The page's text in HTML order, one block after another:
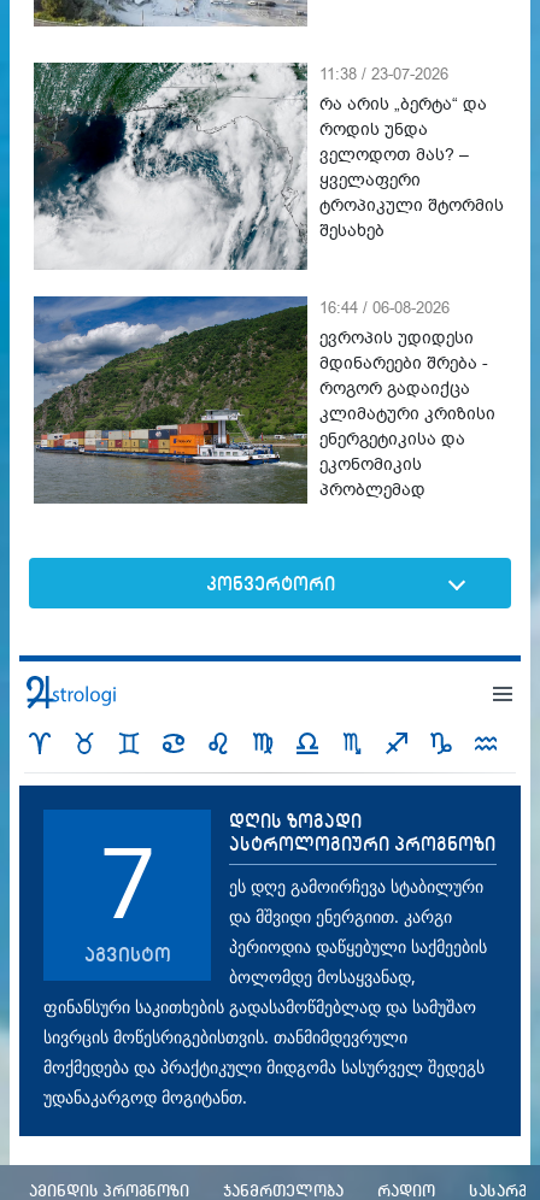
11:38 / 23-07-2026
რა არის „ბერტა“ და
როდის უნდა
ველოდოთ მას? –
ყველაფერი
ტროპიკული შტორმის
შესახებ
16:44 / 06-08-2026
ევროპის უდიდესი
მდინარეები შრება -
როგორ გადაიქცა
კლიმატური კრიზისი
ენერგეტიკისა და
ეკონომიკის
პრობლემად
კონვერტორი
7
აგვისტო
დღის ზოგადი
ასტროლოგიური პროგნოზი
ეს დღე გამოირჩევა სტაბილური
და მშვიდი ენერგიით. კარგი
პერიოდია დაწყებული საქმეების
ბოლომდე მოსაყვანად,
ფინანსური საკითხების გადასამოწმებლად და სამუშაო
სივრცის მოწესრიგებისთვის. თანმიმდევრული
მოქმედება და პრაქტიკული მიდგომა სასურველ შედეგს
უდანაკარგოდ მოგიტანთ.
ამინდის პროგნოზი ჯანმრთელობა რადიო